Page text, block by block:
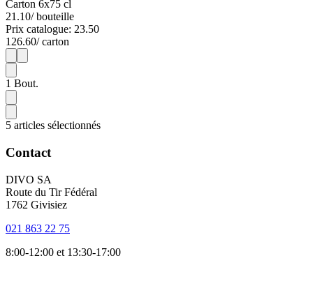
Carton 6x75 cl
21.10/ bouteille
Prix catalogue: 23.50
126.60/ carton
1
1 Bout.
5 articles sélectionnés
Contact
DIVO SA
Route du Tir Fédéral
1762 Givisiez
021 863 22 75
8:00-12:00 et 13:30-17:00